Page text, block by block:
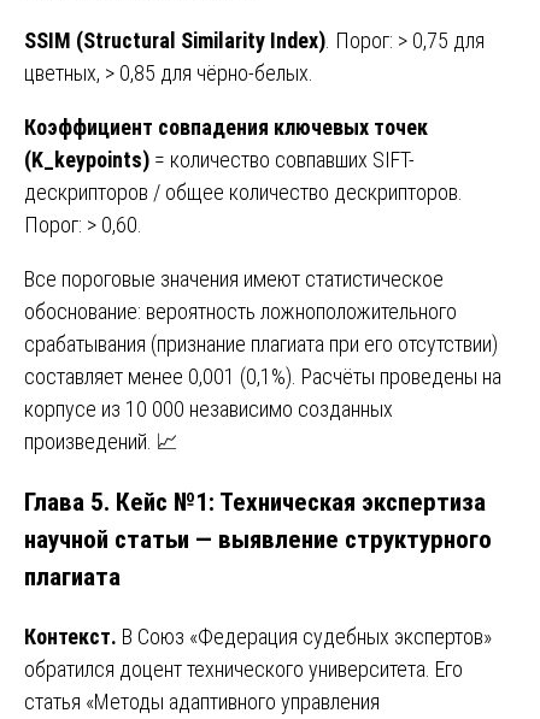
SSIM (Structural Similarity Index) . Порог: > 0,75 для
цветных, > 0,85 для чёрно-белых.
Коэффициент совпадения ключевых точек
(K_keypoints) = количество совпавших SIFT-
дескрипторов / общее количество дескрипторов.
Порог: > 0,60.
Все пороговые значения имеют статистическое
обоснование: вероятность ложноположительного
срабатывания (признание плагиата при его отсутствии)
составляет менее 0,001 (0,1%). Расчёты проведены на
корпусе из 10 000 независимо созданных
произведений. 📈
Глава 5. Кейс №1: Техническая экспертиза
научной статьи — выявление структурного
плагиата
Контекст. В Союз «Федерация судебных экспертов»
обратился доцент технического университета. Его
статья «Методы адаптивного управления